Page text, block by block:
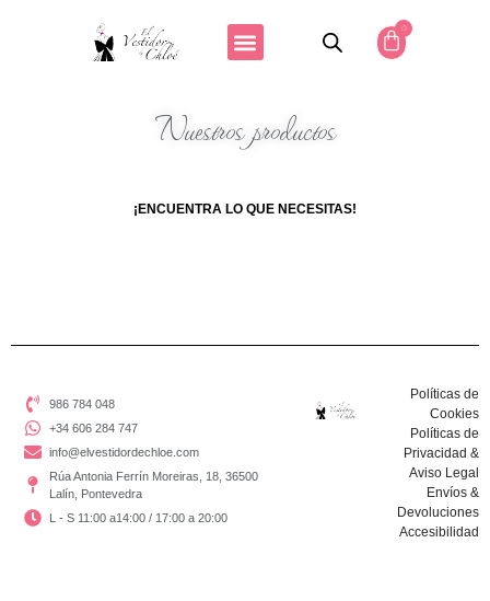
0
Nuestros productos
¡ENCUENTRA LO QUE NECESITAS!
986 784 048
+34 606 284 747
info@elvestidordechloe.com
Rúa Antonia Ferrín Moreiras, 18, 36500
Lalín, Pontevedra
L - S 11:00 a14:00 / 17:00 a 20:00
Políticas de
Cookies
Políticas de
Privacidad &
Aviso Legal
Envíos &
Devoluciones
Accesibilidad